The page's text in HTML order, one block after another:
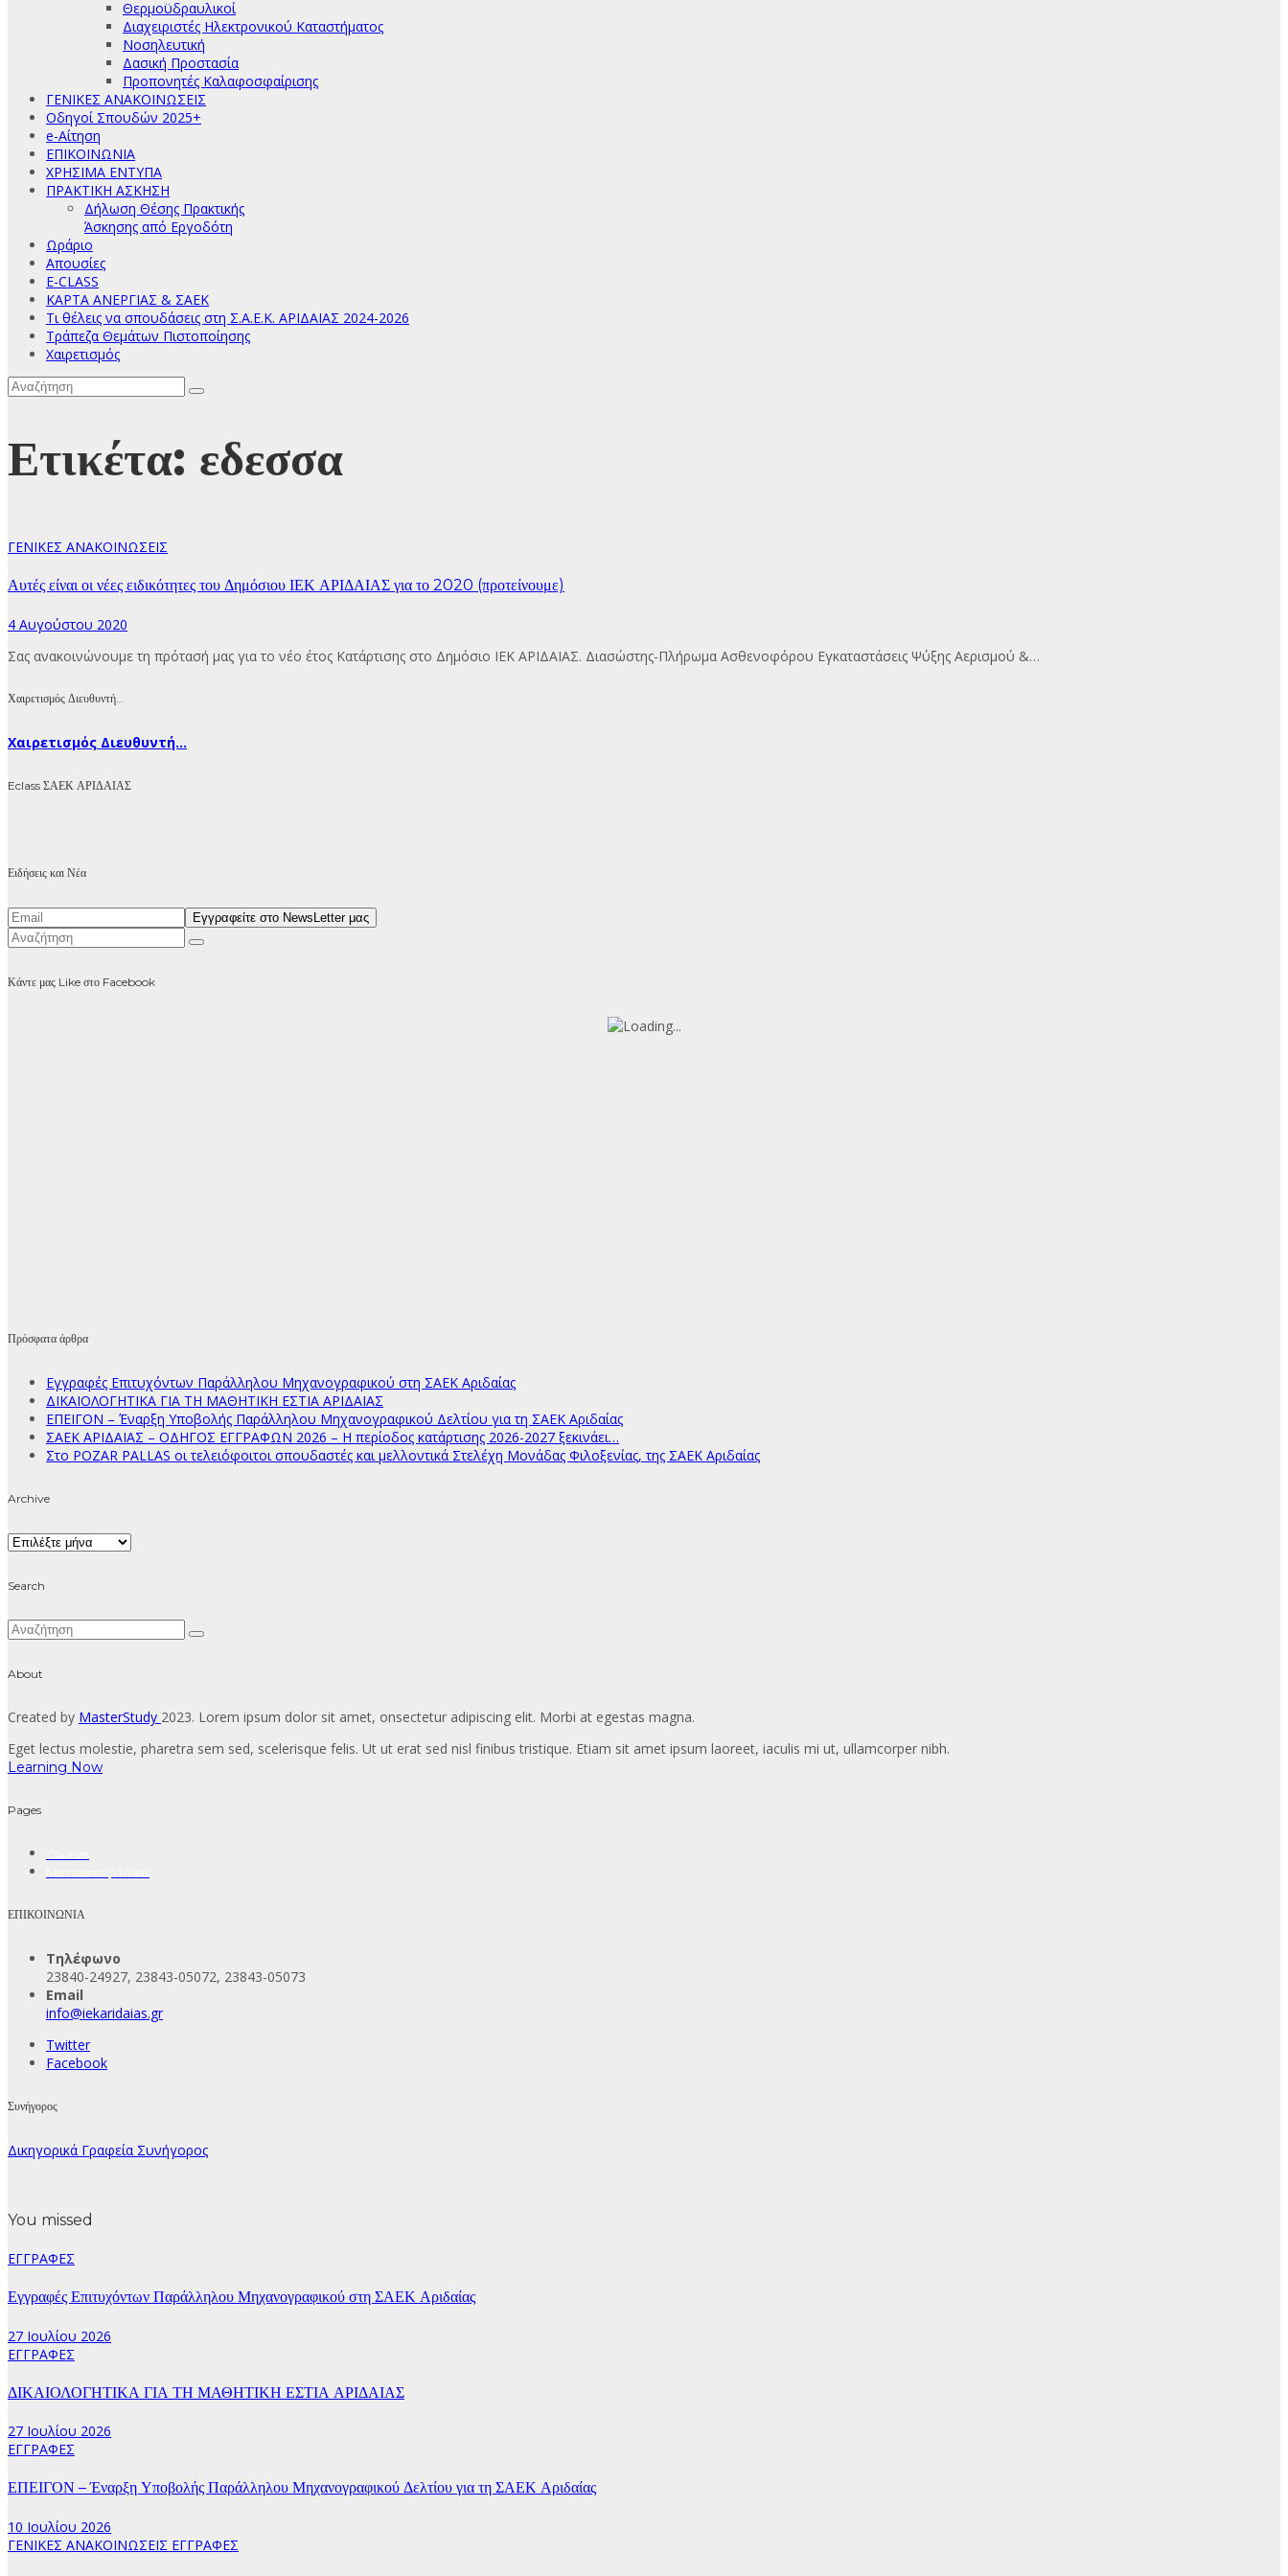
Θερμοϋδραυλικοί
Διαχειριστές Ηλεκτρονικού Καταστήματος
Νοσηλευτική
Δασική Προστασία
Προπονητές Καλαφοσφαίρισης
ΓΕΝΙΚΕΣ ΑΝΑΚΟΙΝΩΣΕΙΣ
Οδηγοί Σπουδών 2025+
e-Αίτηση
ΕΠΙΚΟΙΝΩΝΙΑ
ΧΡΗΣΙΜΑ ΕΝΤΥΠΑ
ΠΡΑΚΤΙΚΗ ΑΣΚΗΣΗ
Δήλωση Θέσης Πρακτικής
Άσκησης από Εργοδότη
Ωράριο
Απουσίες
E-CLASS
ΚΑΡΤΑ ΑΝΕΡΓΙΑΣ & ΣΑΕΚ
Τι θέλεις να σπουδάσεις στη Σ.Α.Ε.Κ. ΑΡΙΔΑΙΑΣ 2024-2026
Τράπεζα Θεμάτων Πιστοποίησης
Χαιρετισμός
Ετικέτα: εδεσσα
ΓΕΝΙΚΕΣ ΑΝΑΚΟΙΝΩΣΕΙΣ
Αυτές είναι οι νέες ειδικότητες του Δημόσιου ΙΕΚ ΑΡΙΔΑΙΑΣ για το 2020 (προτείνουμε)
4 Αυγούστου 2020
Σας ανακοινώνουμε τη πρότασή μας για το νέο έτος Κατάρτισης στο Δημόσιο ΙΕΚ ΑΡΙΔΑΙΑΣ. Διασώστης-Πλήρωμα Ασθενοφόρου Εγκαταστάσεις Ψύξης Αερισμού &…
Χαιρετισμός Διευθυντή…
Χαιρετισμός Διευθυντή...
Eclass ΣΑΕΚ ΑΡΙΔΑΙΑΣ
Ειδήσεις και Νέα
Κάντε μας Like στο Facebook
Πρόσφατα άρθρα
Εγγραφές Επιτυχόντων Παράλληλου Μηχανογραφικού στη ΣΑΕΚ Αριδαίας
ΔΙΚΑΙΟΛΟΓΗΤΙΚΑ ΓΙΑ ΤΗ ΜΑΘΗΤΙΚΗ ΕΣΤΙΑ ΑΡΙΔΑΙΑΣ
ΕΠΕΙΓΟΝ – Έναρξη Υποβολής Παράλληλου Μηχανογραφικού Δελτίου για τη ΣΑΕΚ Αριδαίας
ΣΑΕΚ ΑΡΙΔΑΙΑΣ – ΟΔΗΓΟΣ ΕΓΓΡΑΦΩΝ 2026 – Η περίοδος κατάρτισης 2026-2027 ξεκινάει…
Στο POZAR PALLAS οι τελειόφοιτοι σπουδαστές και μελλοντικά Στελέχη Μονάδας Φιλοξενίας, της ΣΑΕΚ Αριδαίας
Archive
Archive
Search
About
Created by MasterStudy 2023. Lorem ipsum dolor sit amet, onsectetur adipiscing elit. Morbi at egestas magna.
Eget lectus molestie, pharetra sem sed, scelerisque felis. Ut ut erat sed nisl finibus tristique. Etiam sit amet ipsum laoreet, iaculis mi ut, ullamcorper nibh.
Learning Now
Pages
ΕΠΙΚΟΙΝΩΝΙΑ
Τηλέφωνο
23840-24927, 23843-05072, 23843-05073
Email
info@iekaridaias.gr
Twitter
Facebook
Συνήγορος
Δικηγορικά Γραφεία Συνήγορος
You missed
ΕΓΓΡΑΦΕΣ
Εγγραφές Επιτυχόντων Παράλληλου Μηχανογραφικού στη ΣΑΕΚ Αριδαίας
27 Ιουλίου 2026
ΕΓΓΡΑΦΕΣ
ΔΙΚΑΙΟΛΟΓΗΤΙΚΑ ΓΙΑ ΤΗ ΜΑΘΗΤΙΚΗ ΕΣΤΙΑ ΑΡΙΔΑΙΑΣ
27 Ιουλίου 2026
ΕΓΓΡΑΦΕΣ
ΕΠΕΙΓΟΝ – Έναρξη Υποβολής Παράλληλου Μηχανογραφικού Δελτίου για τη ΣΑΕΚ Αριδαίας
10 Ιουλίου 2026
ΓΕΝΙΚΕΣ ΑΝΑΚΟΙΝΩΣΕΙΣ ΕΓΓΡΑΦΕΣ